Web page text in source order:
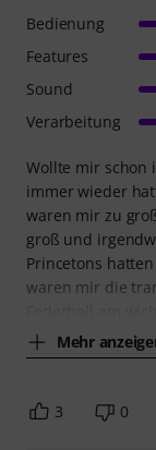
Wollte mir schon
immer wieder
waren mir zu
groß und
Princetons
waren mir die
Mehr
Bedienung
Features
Sound
Verarbeitung
3 0